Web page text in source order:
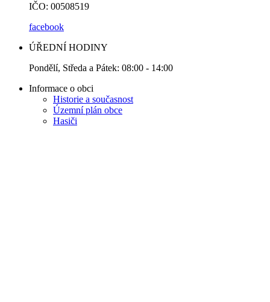
IČO: 00508519
facebook
ÚŘEDNÍ HODINY
Pondělí, Středa a Pátek: 08:00 - 14:00
Informace o obci
Historie a současnost
Územní plán obce
Hasiči